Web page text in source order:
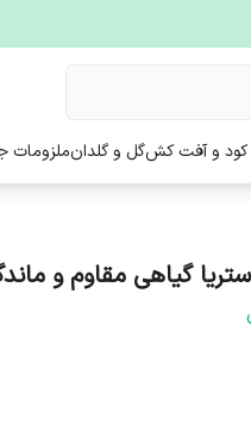
کود و آفت کشگل و گلدانملزومات
گیاهی مقاوم و